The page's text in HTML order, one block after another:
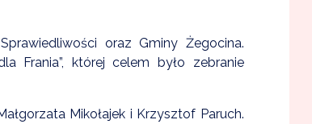
oraz Gminy Żegocina.
Frania”, której celem było zebranie
Mikołajek i Krzysztof Paruch.